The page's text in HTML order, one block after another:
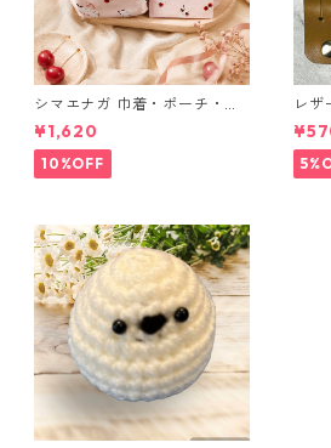
シマエナガ 巾着・ポーチ・ミ
ニポーチ(カード収納にも) ３
点セット さくらんぼ柄×淡いピ
ンク
¥1,620
10%OFF
レザ
セッ